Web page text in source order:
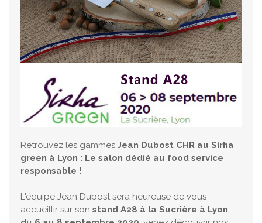
Retrouvez les gammes Jean Dubost CHR au Sirha
green à Lyon : Le salon dédié au food service
responsable !
L'équipe Jean Dubost sera heureuse de vous
accueillir sur son stand A28 à la Sucrière à Lyon